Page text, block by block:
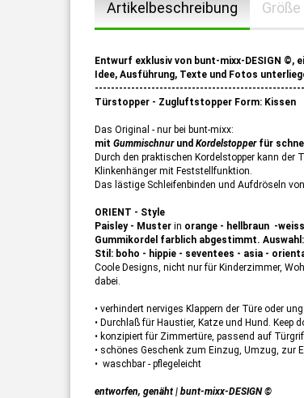
Artikelbeschreibung
Entwurf exklusiv von bunt-mixx-DESIGN ©,
Idee, Ausführung, Texte und Fotos
Türstopper - Zugluftstopper Form: Kissen
Das Original - nur bei bunt-mixx:
mit Gummischnurund Kordelstopperfür
Durch den praktischen Kordelstopper kann der
Klinkenhänger mit Feststellfunktion.
Das lästige Schleifenbinden und Aufdröseln
ORIENT - Style
Paisley - Muster in orange - hellbraun -weiss
Gummikordel farblich abgestimmt. Auswahl:
Stil: boho - hippie - seventees - asia -
Coole Designs, nicht nur für Kinderzimmer,
dabei.
• verhindert nerviges Klappern der Türe oder
• Durchlaß für Haustier, Katze und Hund. Keep
• konzipiert für Zimmertüre, passend auf
• schönes Geschenk zum Einzug, Umzug, zur
• waschbar - pflegeleicht
entworfen, genäht | bunt-mixx-DESIGN ©